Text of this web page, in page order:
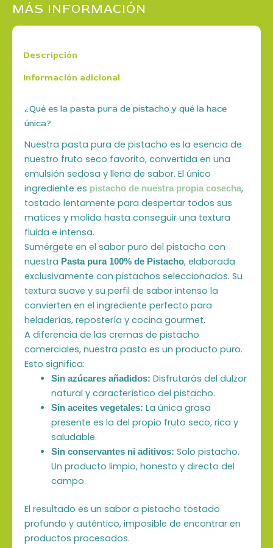
MÁS INFORMACIÓN
Descripción
Información adicional
¿Qué es la pasta pura de pistacho y qué la hace
única?
Nuestra pasta pura de pistacho es la esencia de
nuestro fruto seco favorito, convertida en una
emulsión sedosa y llena de sabor. El único
ingrediente es pistacho de nuestra propia cosecha,
tostado lentamente para despertar todos sus
matices y molido hasta conseguir una textura
fluida e intensa.
Sumérgete en el sabor puro del pistacho con
nuestra Pasta pura 100% de Pistacho, elaborada
exclusivamente con pistachos seleccionados. Su
textura suave y su perfil de sabor intenso la
convierten en el ingrediente perfecto para
heladerías, repostería y cocina gourmet.
A diferencia de las cremas de pistacho
comerciales, nuestra pasta es un producto puro.
Esto significa:
Sin azúcares añadidos: Disfrutarás del dulzor
natural y característico del pistacho.
Sin aceites vegetales: La única grasa
presente es la del propio fruto seco, rica y
saludable.
Sin conservantes ni aditivos: Solo pistacho.
Un producto limpio, honesto y directo del
campo.
El resultado es un sabor a pistacho tostado
profundo y auténtico, imposible de encontrar en
productos procesados.